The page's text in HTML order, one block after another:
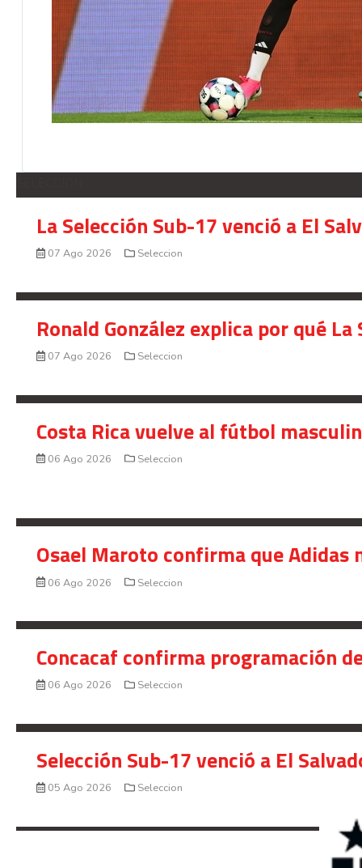
La Selección Sub-17 venció a El
07 Ago 2026 Seleccion
Ronald González explica por qué
07 Ago 2026 Seleccion
Costa Rica vuelve al fútbol
06 Ago 2026 Seleccion
Osael Maroto confirma que Adidas
06 Ago 2026 Seleccion
Concacaf confirma programación
06 Ago 2026 Seleccion
Selección Sub-17 venció a El
05 Ago 2026 Seleccion